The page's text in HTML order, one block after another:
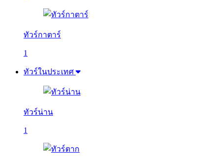
ทัวร์กาตาร์
1
ทัวร์ในประเทศ
ทัวร์น่าน
1